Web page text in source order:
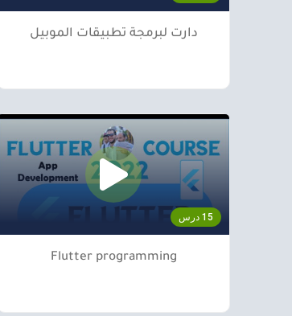
دارت لبرمجة تطبيقات الموبيل
15 درس
Flutter programming